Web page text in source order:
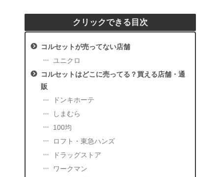
クリックできる目次
コルセットが売ってない店舗
ユニクロ
コルセットはどこに売ってる？買える店舗・通
販
ドンキホーテ
しまむら
100均
ロフト・東急ハンズ
ドラッグストア
ワークマン